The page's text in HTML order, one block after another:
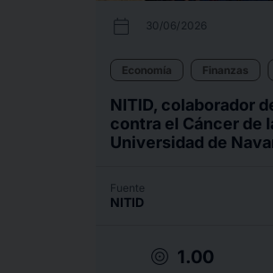
calendar_today 30/06/2026
Economía Finanzas
NITID, colaborador
contra el Cáncer de
Universidad de
Fuente
NITID
target 1.00